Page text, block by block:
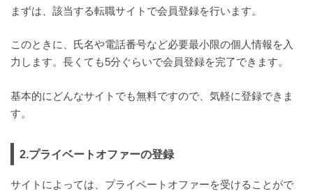
まずは、該当する転職サイトで会員登録を行います。
このときに、氏名や電話番号など必要最小限の個人情報を入
力します。長くても5分ぐらいで会員登録を完了できます。
基本的にどんなサイトでも無料ですので、気軽に登録できま
す。
2.プライベートオファーの登録
サイトによっては、プライベートオファーを受けることがで